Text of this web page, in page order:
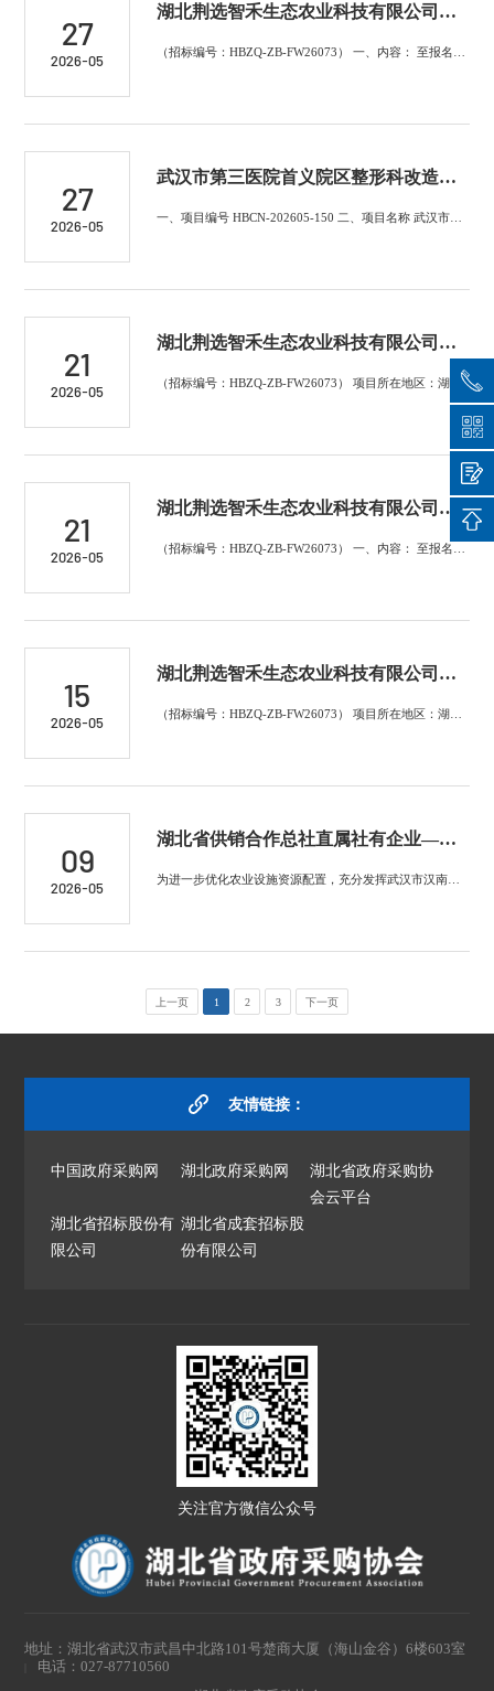
27
2026-05
湖北荆选智禾生态农业科技有限公司智能温室设施出租项目（二次）流标公告
27
2026-05
武汉市第三医院首义院区整形科改造项目设计服务流标公告
21
2026-05
湖北荆选智禾生态农业科技有限公司智能温室设施出租项目（二次）竞价公告
（招标编号：HBZQ-ZB-FW26073） 项目所在地区：湖北省 一、招标条件 本湖北荆选智禾生态农业科技有限公司智能温室设施出租项目（二次）已由...
21
2026-05
湖北荆选智禾生态农业科技有限公司智能温室设施出租项目流标公告
15
2026-05
湖北荆选智禾生态农业科技有限公司智能温室设施出租项目竞价公告
09
2026-05
湖北省供销合作总社直属社有企业——湖北合作投资集团有限公司智能温室场地出租租赁方征集调研公告
上一页 1 2 3 下一页
友情链接：
中国政府采购网 湖北政府采购网
湖北省政府采购协
会云平台
湖北省招标股份有
限公司
湖北省成套招标股
份有限公司
地址：湖北省武汉市武昌中北路101号楚商大厦（海山金谷）6楼603室
电话：027-87710560
关注官方微信公众号